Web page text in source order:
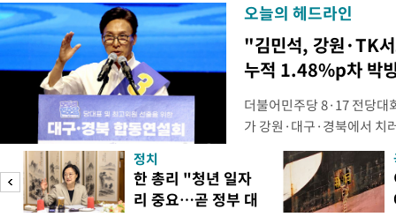
오늘의 헤드라인
"김민석, 강원·TK
누적 1.48%p차 박
더불어민주당 8·17 전당대
가 강원·대구·경북에서 치
48.54%(1만8977표)를 얻
를 1622표(4.14%p) 차로
·인천 권리당원 투표에서
적 합산(가중치 미반영)에
정치
한 총리 "청년 일자
리 중요…곧 정부 대